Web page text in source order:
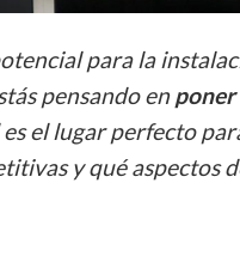
para la
pensando enponer
el lugar perfecto
y qué aspectos